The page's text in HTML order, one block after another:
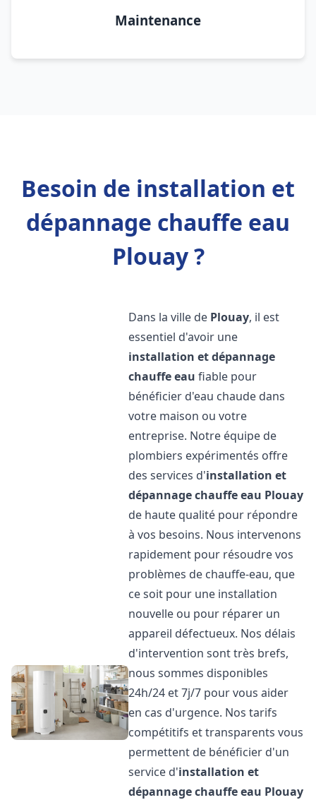
Maintenance
Besoin de installation et
dépannage chauffe eau
Plouay ?
Dans la ville de Plouay, il est
essentiel d'avoir une
installation et dépannage
chauffe eau fiable pour
bénéficier d'eau chaude dans
votre maison ou votre
entreprise. Notre équipe de
plombiers expérimentés offre
des services d'installation et
dépannage chauffe eau Plouay
de haute qualité pour répondre
à vos besoins. Nous intervenons
rapidement pour résoudre vos
problèmes de chauffe-eau, que
ce soit pour une installation
nouvelle ou pour réparer un
appareil défectueux. Nos délais
d'intervention sont très brefs,
nous sommes disponibles
24h/24 et 7j/7 pour vous aider
en cas d'urgence. Nos tarifs
compétitifs et transparents vous
permettent de bénéficier d'un
service d'installation et
dépannage chauffe eau Plouay